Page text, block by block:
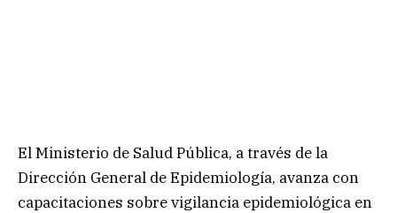
El Ministerio de Salud Pública, a través de la
Dirección General de Epidemiología, avanza con
capacitaciones sobre vigilancia epidemiológica en